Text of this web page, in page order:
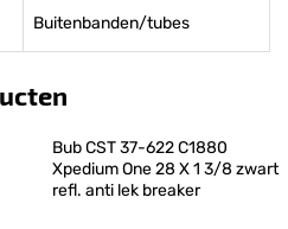
Buitenbanden/tubes
Bub CST 37-622 C1880
Xpedium One 28 X 1 3/8 zwart
refl. anti lek breaker